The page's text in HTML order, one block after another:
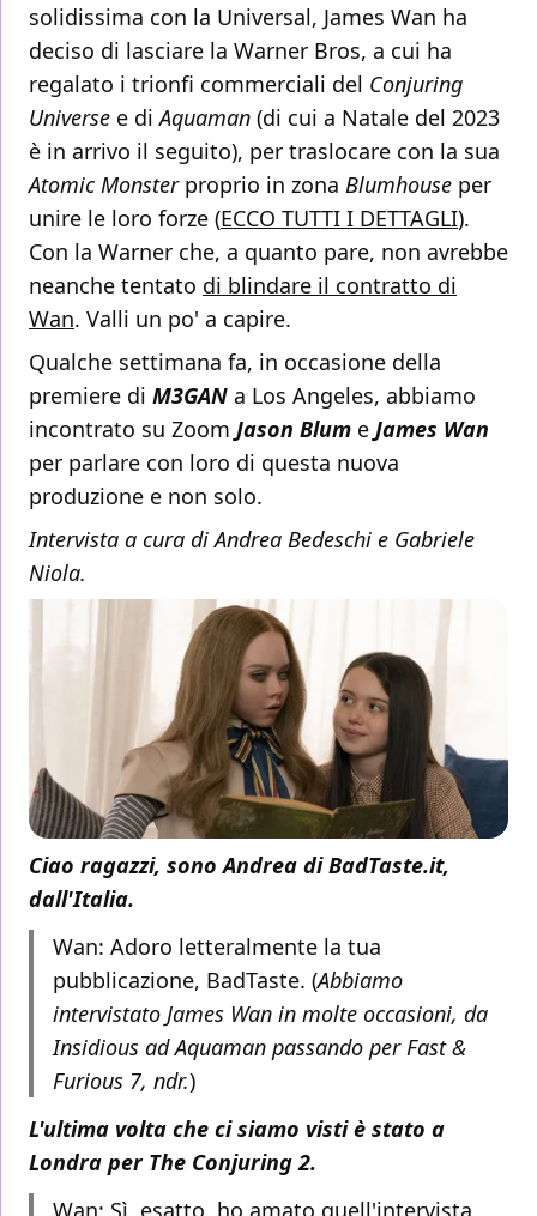
solidissima con la Universal, James Wan ha
deciso di lasciare la Warner Bros, a cui ha
regalato i trionfi commerciali del Conjuring
Universe e diAquaman (di cui a Natale del 2023
è in arrivo il seguito), per traslocare con la sua
Atomic Monsterproprio in zona Blumhouse per
unire le loro forze (ECCO TUTTI I DETTAGLI).
Con la Warner che, a quanto pare, non avrebbe
neanche tentato di blindare il contratto di
Wan. Valli un po' a capire.
Qualche settimana fa, in occasione della
premiere di M3GAN a Los Angeles, abbiamo
incontrato su Zoom Jason Blum e James Wan
per parlare con loro di questa nuova
produzione e non solo.
Intervista a cura di Andrea Bedeschi e Gabriele
Niola.
Ciao ragazzi, sono Andrea di BadTaste.it,
dall'Italia.
Wan: Adoro letteralmente la tua
pubblicazione, BadTaste. (Abbiamo
intervistato James Wan in molte occasioni, da
Insidious ad Aquaman passando per Fast &
Furious 7, ndr.)
L'ultima volta che ci siamo visti è stato a
Londra per The Conjuring 2.